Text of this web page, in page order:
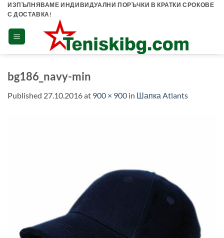
Skip
content
ИЗПЪЛНЯВАМЕ ИНДИВИДУАЛНИ ПОРЪЧКИ В КРАТКИ СРОКОВЕ
С ДОСТАВКА!
bg186_navy-min
Published 27.10.2016at 900 × 900 in Шапка Atlants